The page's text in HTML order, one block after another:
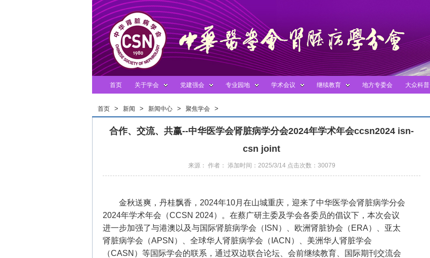
首页 关于学会 党建强会 专业园地 学术会议 继续教育 地方专委会 大众科普
首页 > 新闻 > 新闻中心 > 聚焦学会 >
合作、交流、共赢--中华医学会肾脏病学分会2024年学术年会ccsn2024 isn-
csn joint
来源： 作者： 添加时间：2025/3/14 点击次数：30079
金秋送爽，丹桂飘香，2024年10月在山城重庆，迎来了中华医学会肾脏病学分会
2024年学术年会（CCSN 2024）。在蔡广研主委及学会各委员的倡议下，本次会议
进一步加强了与港澳以及与国际肾脏病学会（ISN）、欧洲肾脏协会（ERA）、亚太
肾脏病学会（APSN）、全球华人肾脏病学会（IACN）、美洲华人肾脏学会
（CASN）等国际学会的联系，通过双边联合论坛、会前继续教育、国际期刊交流会